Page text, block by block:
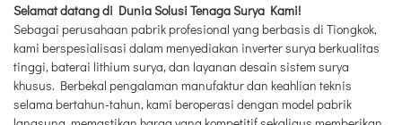
Selamat datang di Dunia Solusi Tenaga Surya Kami!
Sebagai perusahaan pabrik profesional yang berbasis di Tiongkok,
kami berspesialisasi dalam menyediakan inverter surya berkualitas
tinggi, baterai lithium surya, dan layanan desain sistem surya
khusus. Berbekal pengalaman manufaktur dan keahlian teknis
selama bertahun-tahun, kami beroperasi dengan model pabrik